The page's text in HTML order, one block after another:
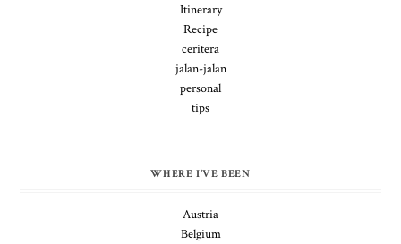
Itinerary
Recipe
ceritera
jalan-jalan
personal
tips
WHERE I'VE BEEN
Austria
Belgium